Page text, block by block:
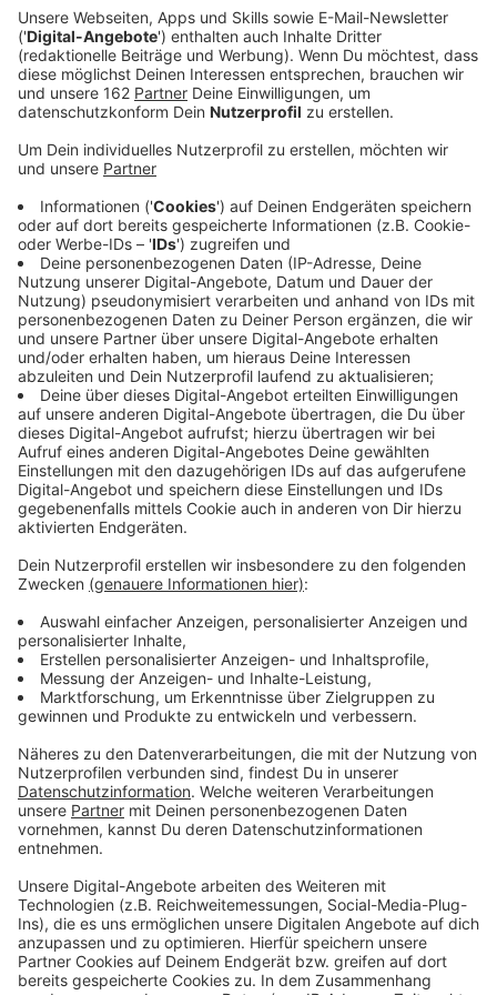
Anzeige
die Zusammensetzung bestimmen würden? Um das
eine U16-Wahl. Dabei wird eine echte Europawahl für
Kinder und Jugendliche simuliert. Im Kreis Wesel sind
schon zwölf Anlaufstellen registriert. Die Wahllokale in
den Jugendzentren in Xanten und Hamminkeln etwa
öffnen an drei Tagen Ende Mai - also kurz vor der
echten Europawahl am 9. Juni. Auch viele Schulen sind
dabei u.a. in Kamp-Lintfort, Wesel und Moers.Hier
findet ihr die Infos.
Anzeige
Die U-16-Wahl hat keinen Einfluss auf das
Europaparlament
Anzeige
Die Stimmen der U16-Europa-Wahl werden regional
und bundesweit ausgezählt. Auch wenn sie keinen
Einfluss auf das reale Europaparlament haben, geben
sie immer ein Stimmungsbild ab. Organisiert wird die
U16-Wahl von den jeweiligen Landesjugendringen. Vor
fünf Jahren hatten 120.000 Kinder und Jugendliche
aus ganz Deutschland mitgemacht. Die meisten
Stimmen bekamen damals mit deutlichem Abstand die
Grünen (28,9 Prozent), gefolgt von der SPD (15
Prozent). Viele gaben außerdem auch kleineren
Parteien eine Chance.
Anzeige